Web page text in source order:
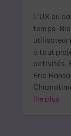
L’UX au
temps
utilisateur
à tout
activités.
Eric
lire plus